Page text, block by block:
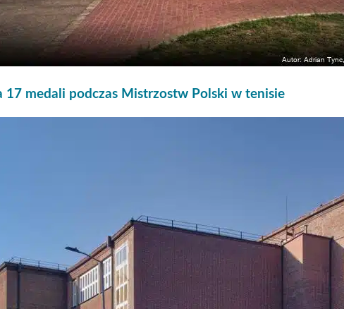
medali podczas Mistrzostw Polski w tenisie